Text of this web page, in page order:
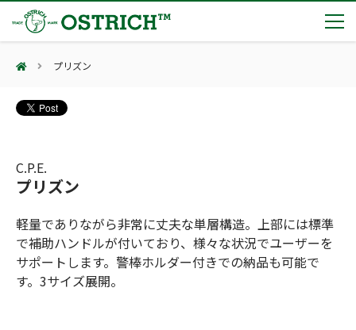
製品カテゴリー
輸血保冷庫
(Bear Avoidance)
防刃対策
(Cut Resistant)
止血・止血キット
(Massive Hemorrhage)
気道管理
(Airway)
呼吸管理
夏季休業のお知らせ
第7回 地域×Tech東北 ご来場ありがとうございました！
2展示会【①危機管理産業展(RISCON TOKYO)2026】【②テロ対策特殊装備展（SEECAT）】に同時出展いたします
オーストリッチ熊対策カタログ
オーストリッチ防犯カタログ
会社案内
会社案内
会社概要
アクセス
カタログ
プリズン
C.P.E.
プリズン
軽量でありながら非常に丈夫な単層構造。上部には標準
で補助ハンドルが付いており、様々な状況でユーザーを
サポートします。警棒ホルダー付きでの納品も可能で
す。3サイズ展開。